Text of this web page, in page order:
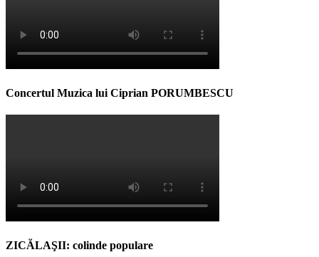
Concertul Muzica lui Ciprian PORUMBESCU
ZICĂLAŞII: colinde populare